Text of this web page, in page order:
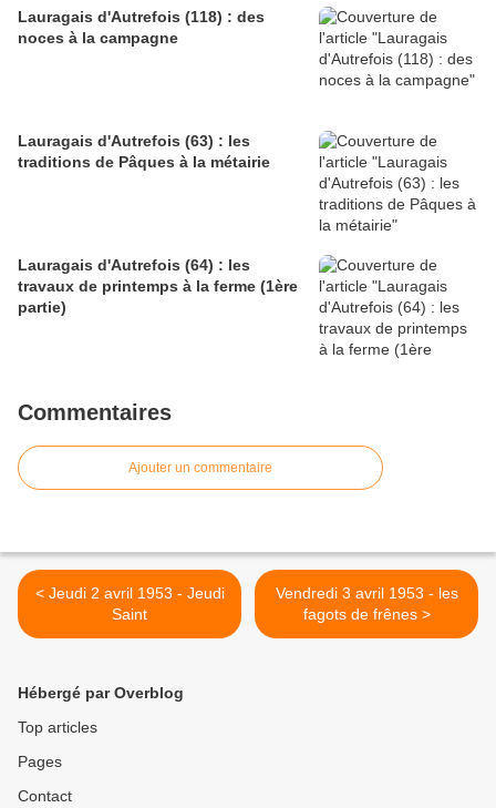
Lauragais d'Autrefois (118) : des
noces à la campagne
Lauragais d'Autrefois (63) : les
traditions de Pâques à la métairie
Lauragais d'Autrefois (64) : les
travaux de printemps à la ferme (1ère
partie)
Commentaires
Ajouter un commentaire
< Jeudi 2 avril 1953 - Jeudi
Saint
Vendredi 3 avril 1953 - les
fagots de frênes >
Hébergé par Overblog
Top articles
Pages
Contact